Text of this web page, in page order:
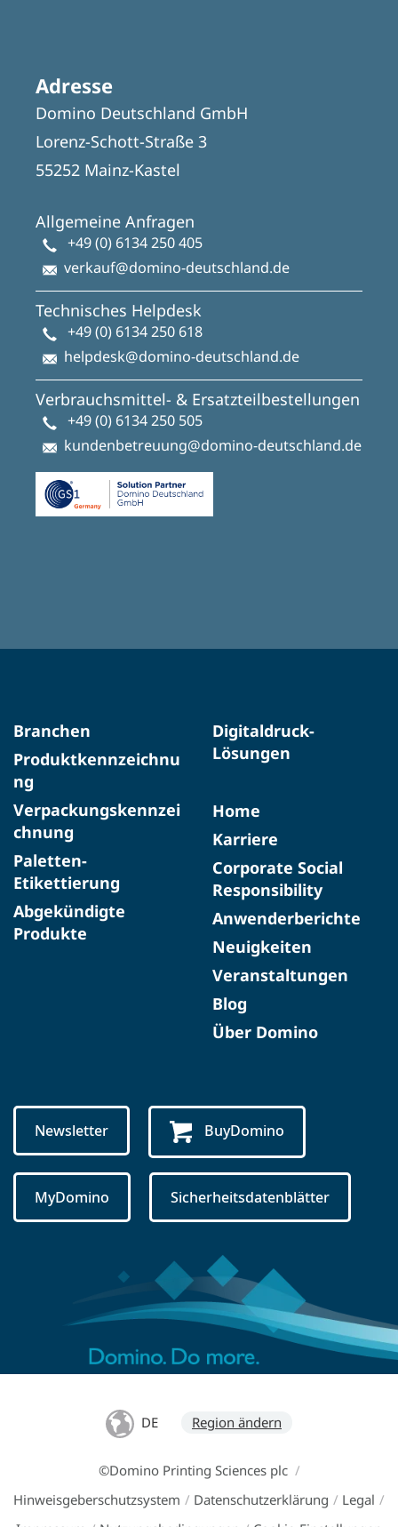
Adresse
Domino Deutschland GmbH
Lorenz-Schott-Straße 3
55252 Mainz-Kastel
Allgemeine Anfragen
+49 (0) 6134 250 405
verkauf@domino-deutschland.de
Technisches Helpdesk
+49 (0) 6134 250 618
helpdesk@domino-deutschland.de
Verbrauchsmittel- & Ersatzteilbestellungen
+49 (0) 6134 250 505
kundenbetreuung@domino-deutschland.de
Branchen
Produktkennzeichnu
ng
Verpackungskennzei
chnung
Paletten-
Etikettierung
Abgekündigte
Produkte​
Digitaldruck-
Lösungen
Home
Karriere
Corporate Social
Responsibility
Anwenderberichte
Neuigkeiten
Veranstaltungen
Blog
Über Domino
Newsletter BuyDomino
MyDomino Sicherheitsdatenblätter
DE Region ändern
©Domino Printing Sciences plc /
Hinweisgeberschutzsystem / Datenschutzerklärung / Legal /